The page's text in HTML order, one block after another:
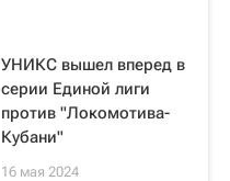
УНИКС вышел вперед в
серии Единой лиги
против "Локомотива-
Кубани"
16 мая 2024